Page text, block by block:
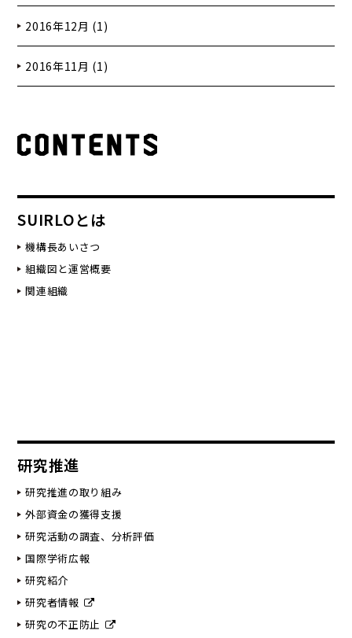
2016年12月 (1)
2016年11月 (1)
SUIRLOとは
機構長あいさつ
組織図と運営概要
関連組織
研究推進
研究推進の取り組み
外部資金の獲得支援
研究活動の調査、分析評価
国際学術広報
研究紹介
研究者情報
研究の不正防止